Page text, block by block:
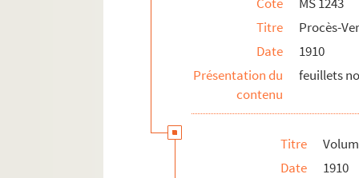
Titre
Procès-
Date
1910
Présentation du
contenu
feuillets
Titre
Date
1910